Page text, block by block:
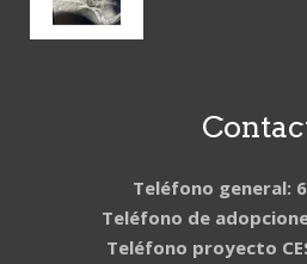
Teléfono general:
Teléfono de
Teléfono proyecto